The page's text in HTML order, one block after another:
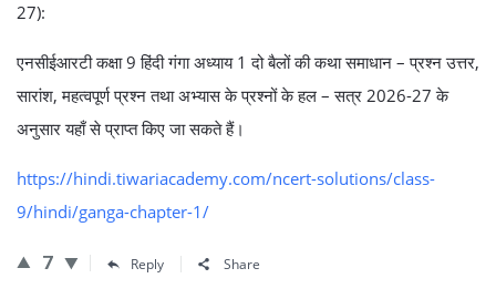
27):
एनसीईआरटी कक्षा 9 हिंदी गंगा अध्याय 1 दो बैलों की कथा समाधान – प्रश्न उत्तर,
सारांश, महत्वपूर्ण प्रश्न तथा अभ्यास के प्रश्नों के हल – सत्र 2026-27 के
अनुसार यहाँ से प्राप्त किए जा सकते हैं।
https://hindi.tiwariacademy.com/ncert-solutions/class-
9/hindi/ganga-chapter-1/
7 Reply Share